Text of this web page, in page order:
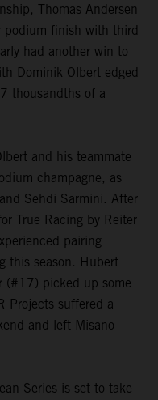
Thomas Andersen
podium finish with third
had another win to
Dominik Olbert edged
thousandths of a
and his teammate
champagne, as
Sehdi Sarmini. After
True Racing by Reiter
pairing
this season. Hubert
(#17) picked up some
Projects suffered a
and left Misano
Series is set to take